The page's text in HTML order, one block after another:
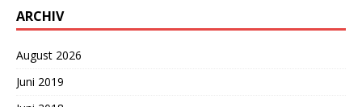
ARCHIV
August 2026
Juni 2019